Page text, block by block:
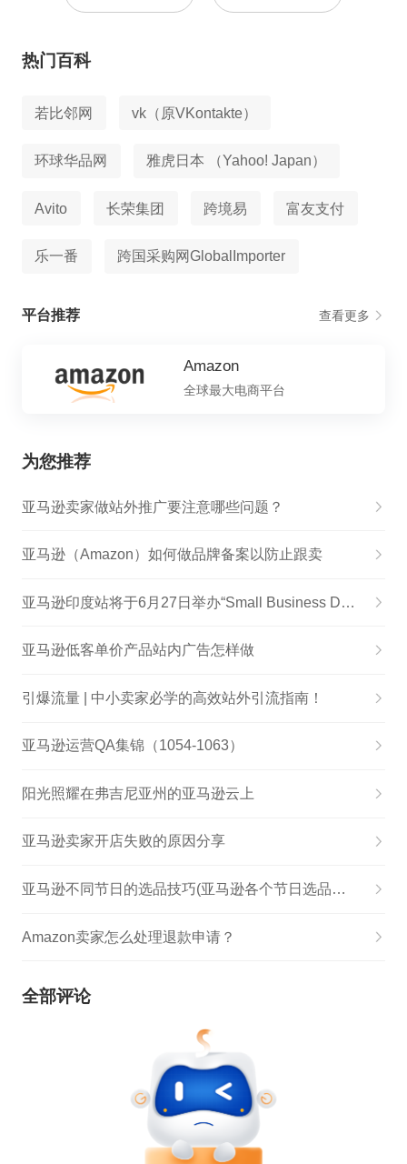
热门百科
若比邻网 vk（原VKontakte）
环球华品网 雅虎日本 （Yahoo! Japan）
Avito 长荣集团 跨境易 富友支付
乐一番 跨国采购网GlobalImporter
平台推荐 查看更多
Amazon
全球最大电商平台
为您推荐
亚马逊卖家做站外推广要注意哪些问题？
亚马逊（Amazon）如何做品牌备案以防止跟卖
亚马逊印度站将于6月27日举办“Small Business Day”小企业促销节
亚马逊低客单价产品站内广告怎样做
引爆流量 | 中小卖家必学的高效站外引流指南！
亚马逊运营QA集锦（1054-1063）
阳光照耀在弗吉尼亚州的亚马逊云上
亚马逊卖家开店失败的原因分享
亚马逊不同节日的选品技巧(亚马逊各个节日选品方法)
Amazon卖家怎么处理退款申请？
全部评论